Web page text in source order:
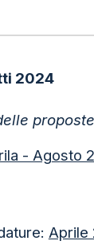
2024
proposte
- Agosto
: Aprile